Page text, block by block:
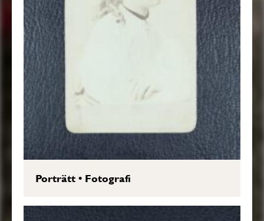
Porträtt• Fotografi